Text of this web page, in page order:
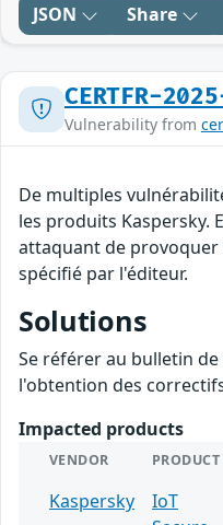
JSON Share
CERTFR-
Vulnerability from
De multiples
les produits Kaspersky.
attaquant de
spécifié par l'éditeur.
Solutions
Se référer au bulletin
l'obtention des
Impacted products
VENDOR PRODUCT
Kaspersky
IoT